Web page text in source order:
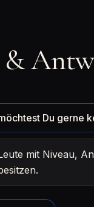
&
Du gerne
mit Niveau,